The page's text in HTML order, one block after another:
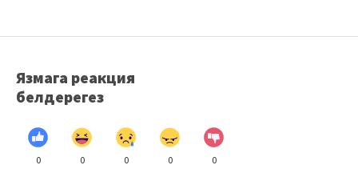
Язмага реакция
белдерегез
0 0 0 0 0